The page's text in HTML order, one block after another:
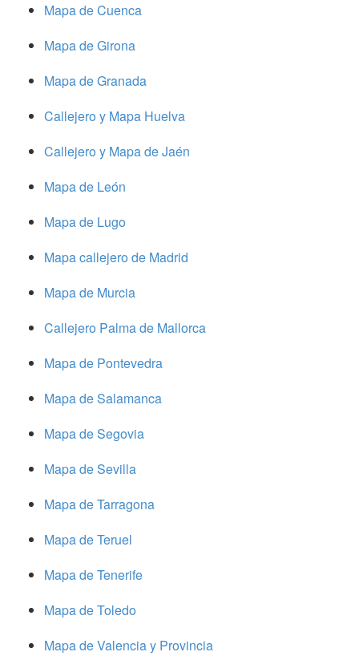
Mapa de Cuenca
Mapa de Girona
Mapa de Granada
Callejero y Mapa Huelva
Callejero y Mapa de Jaén
Mapa de León
Mapa de Lugo
Mapa callejero de Madrid
Mapa de Murcia
Callejero Palma de Mallorca
Mapa de Pontevedra
Mapa de Salamanca
Mapa de Segovia
Mapa de Sevilla
Mapa de Tarragona
Mapa de Teruel
Mapa de Tenerife
Mapa de Toledo
Mapa de Valencia y Provincia